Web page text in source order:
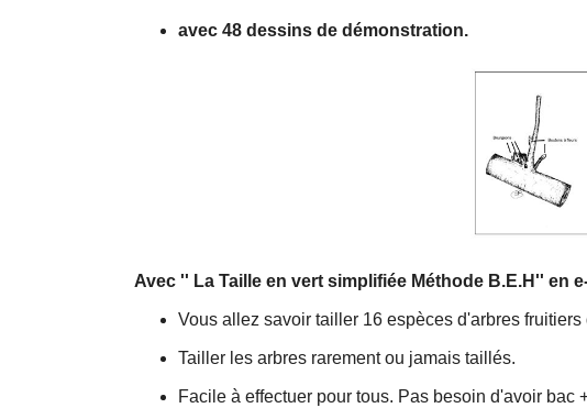
avec 48 dessins de démonstration.
Avec '' La Taille en vert simplifiée Méthode B.E.H'' en
Vous allez savoir tailler 16 espèces d'arbres fruitiers
Tailler les arbres rarement ou jamais taillés.
Facile à effectuer pour tous. Pas besoin d'avoir bac